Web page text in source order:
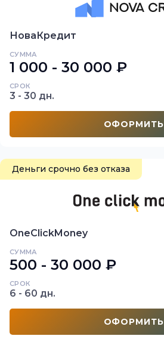
НоваКредит
СУММА
1 000 - 30 000 ₽
СРОК
3 - 30 дн.
ОФОРМИТЬ
Деньги срочно без отказа
OneClickMoney
СУММА
500 - 30 000 ₽
СРОК
6 - 60 дн.
ОФОРМИТЬ